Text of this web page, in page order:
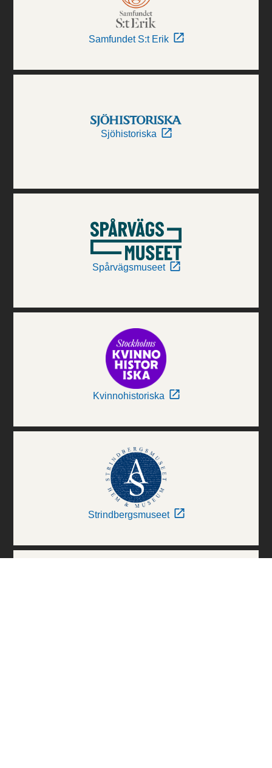
Samfundet S:t Erik
Sjöhistoriska
Spårvägsmuseet
Kvinnohistoriska
Strindbergsmuseet